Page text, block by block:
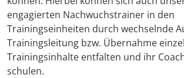
engagierten Nachwuchstrainer in den
Trainingseinheiten durch wechselnde
Trainingsleitung bzw. Übernahme
Trainingsinhalte entfalten und ihr
schulen.